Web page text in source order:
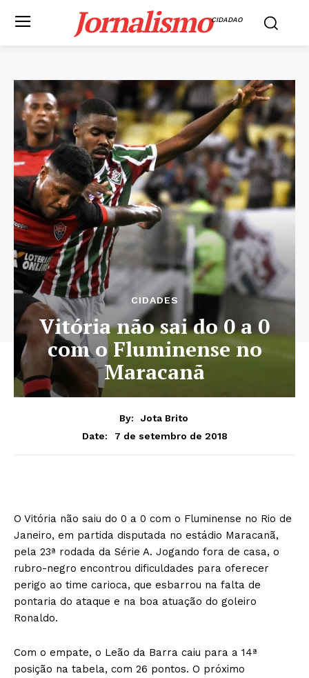
JornalismoCIDADAO
CIDADES
Vitória não sai do 0 a 0
com o Fluminense no
Maracanã
By:
Jota Brito
Date:
7 de setembro de 2018
O Vitória não saiu do 0 a 0 com o Fluminense no Rio de
Janeiro, em partida disputada no estádio Maracanã,
pela 23ª rodada da Série A. Jogando fora de casa, o
rubro-negro encontrou dificuldades para oferecer
perigo ao time carioca, que esbarrou na falta de
pontaria do ataque e na boa atuação do goleiro
Ronaldo.
Com o empate, o Leão da Barra caiu para a 14ª
posição na tabela, com 26 pontos. O próximo